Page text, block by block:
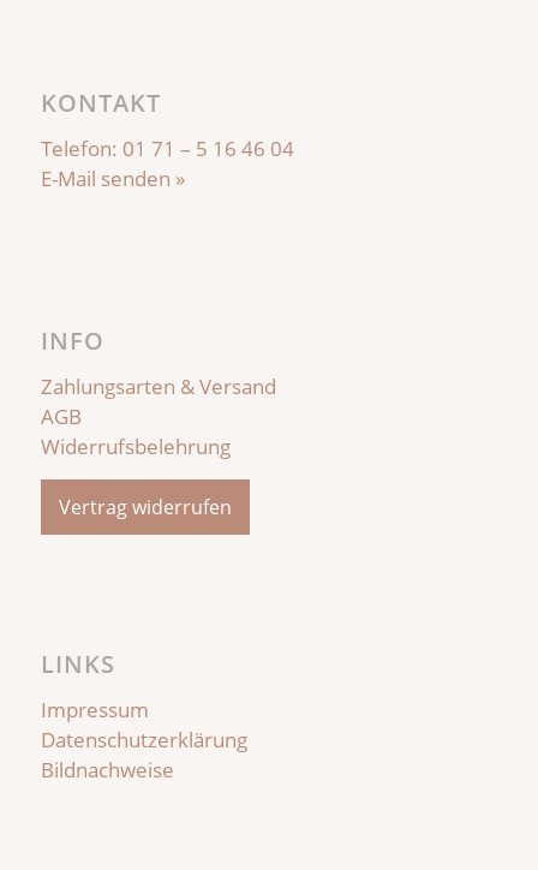
KONTAKT
Telefon: 01 71 – 5 16 46 04
E-Mail senden »
INFO
Zahlungsarten & Versand
AGB
Widerrufsbelehrung
Vertrag widerrufen
LINKS
Impressum
Datenschutzerklärung
Bildnachweise